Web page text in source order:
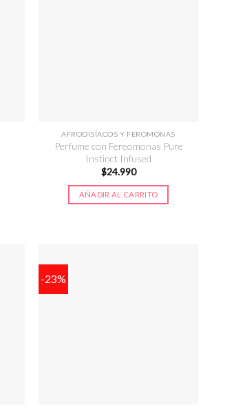
AFRODISÍACOS Y FEROMONAS
Perfume con Fereomonas Pure
Instinct Infused
$24.990
AÑADIR AL CARRITO
-23%